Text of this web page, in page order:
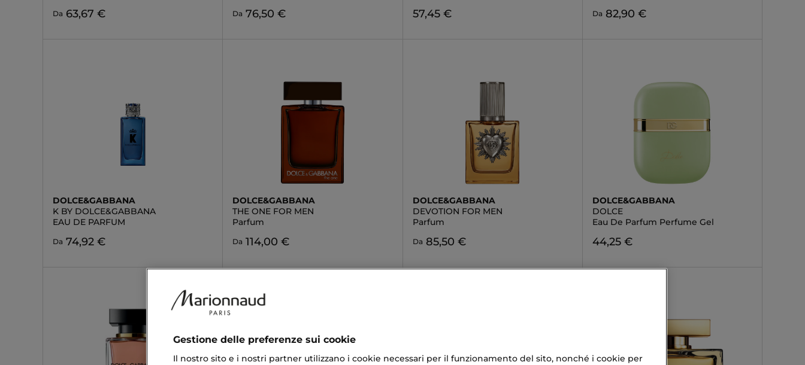
Da 63,67 € Da 76,50 € 57,45 € Da 82,90 €
DOLCE&GABBANA
K BY DOLCE&GABBANA
EAU DE PARFUM
Da 74,92 €
DOLCE&GABBANA
THE ONE FOR MEN
Parfum
Da 114,00 €
DOLCE&GABBANA
DEVOTION FOR MEN
Parfum
Da 85,50 €
DOLCE&GABBANA
DOLCE
Eau De Parfum Perfume Gel
44,25 €
Gestione delle preferenze sui cookie
Il nostro sito e i nostri partner utilizzano i cookie necessari per il funzionamento del sito, nonché i cookie per